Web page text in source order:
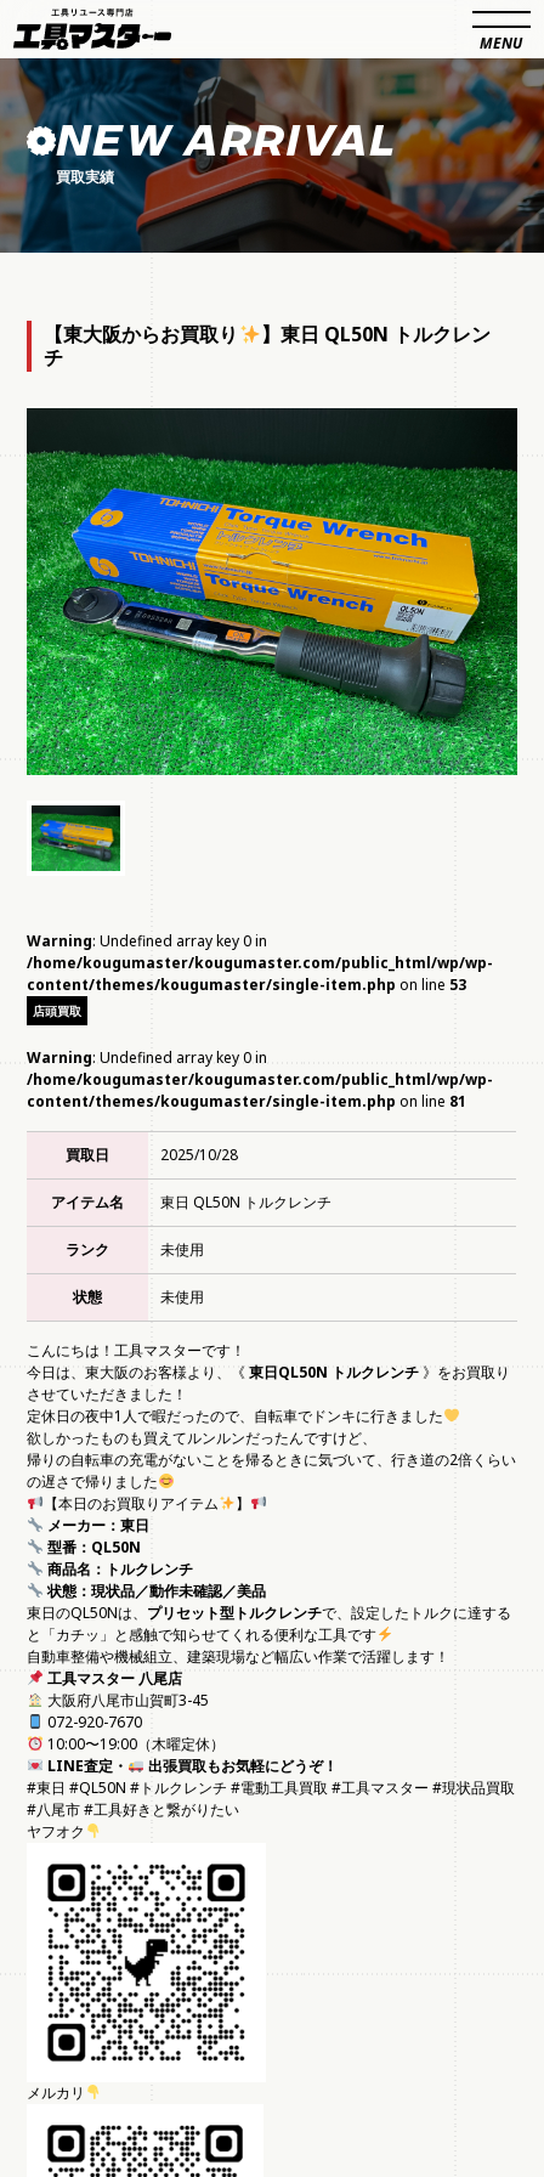
NEW ARRIVAL
買取実績
【東大阪からお買取り
】東日 QL50N トルクレン
チ
Warning: Undefined array key 0 in
/home/kougumaster/kougumaster.com/public_html/wp/wp-
content/themes/kougumaster/single-item.php on line 53
店頭買取
Warning: Undefined array key 0 in
/home/kougumaster/kougumaster.com/public_html/wp/wp-
content/themes/kougumaster/single-item.php on line 81
買取日 2025/10/28
アイテム名 東日 QL50N トルクレンチ
ランク 未使用
状態 未使用
こんにちは！工具マスターです！
今日は、東大阪のお客様より、《東日QL50N トルクレンチ 》をお買取り
させていただきました！
定休日の夜中1人で暇だったので、自転車でドンキに行きました
欲しかったものも買えてルンルンだったんですけど、
帰りの自転車の充電がないことを帰るときに気づいて、行き道の2倍くらい
の遅さで帰りました
【本日のお買取りアイテム
】
メーカー：東日
型番：QL50N
商品名：トルクレンチ
状態：現状品／動作未確認／美品
東日のQL50Nは、 プリセット型トルクレンチで、設定したトルクに達する
と「カチッ」と感触で知らせてくれる便利な工具です
自動車整備や機械組立、建築現場など幅広い作業で活躍します！
工具マスター 八尾店
大阪府八尾市山賀町3-45
072-920-7670
10:00〜19:00（木曜定休）
LINE査定・
出張買取もお気軽にどうぞ！
#東日 #QL50N #トルクレンチ #電動工具買取 #工具マスター #現状品買取
#八尾市 #工具好きと繋がりたい
ヤフオク
メルカリ